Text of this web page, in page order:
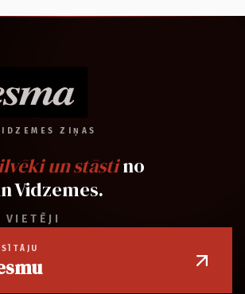
ZIŅAS
un stāstino
Vidzemes.
VIETĒJI